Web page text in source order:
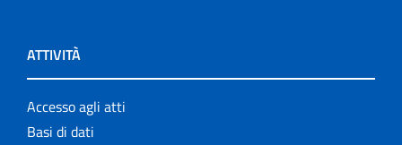
ATTIVITÀ
Accesso agli atti
Basi di dati